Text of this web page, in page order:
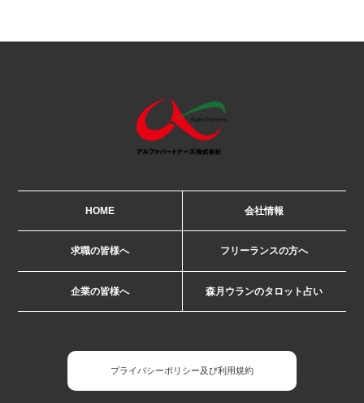
HOME 会社情報
求職の皆様へ フリーランスの方へ
企業の皆様へ 森月ウランのタロット占い
プライバシーポリシー及び利用規約